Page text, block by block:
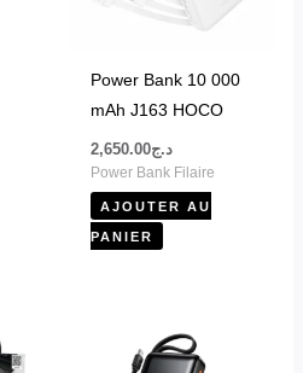
Power Bank 10 000
mAh J163 HOCO
د.ج2,650.00
Power Bank Filaire
AJOUTER AU
PANIER